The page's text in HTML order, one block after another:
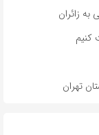
کنیم
تهران